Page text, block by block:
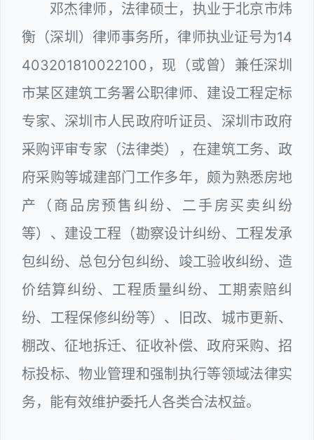
邓杰律师，法律硕士，执业于北京市炜
衡（深圳）律师事务所，律师执业证号为14
403201810022100，现（或曾）兼任深圳
市某区建筑工务署公职律师、建设工程定标
专家、深圳市人民政府听证员、深圳市政府
采购评审专家（法律类），在建筑工务、政
府采购等城建部门工作多年，颇为熟悉房地
产（商品房预售纠纷、二手房买卖纠纷
等）、建设工程（勘察设计纠纷、工程发承
包纠纷、总包分包纠纷、竣工验收纠纷、造
价结算纠纷、工程质量纠纷、工期索赔纠
纷、工程保修纠纷等）、旧改、城市更新、
棚改、征地拆迁、征收补偿、政府采购、招
标投标、物业管理和强制执行等领域法律实
务，能有效维护委托人各类合法权益。